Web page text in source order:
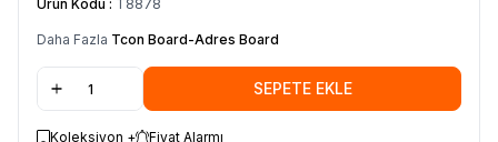
Ürün Kodu : T8878
Daha Fazla Tcon Board-Adres Board
SEPETE EKLE
Koleksiyon + Fiyat Alarmı